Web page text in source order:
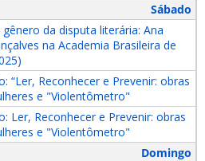
Sábado
da disputa literária: Ana
na Academia Brasileira de
“Ler, Reconhecer e Prevenir: obras
e "Violentômetro"
Ler, Reconhecer e Prevenir: obras
e "Violentômetro"
Domingo